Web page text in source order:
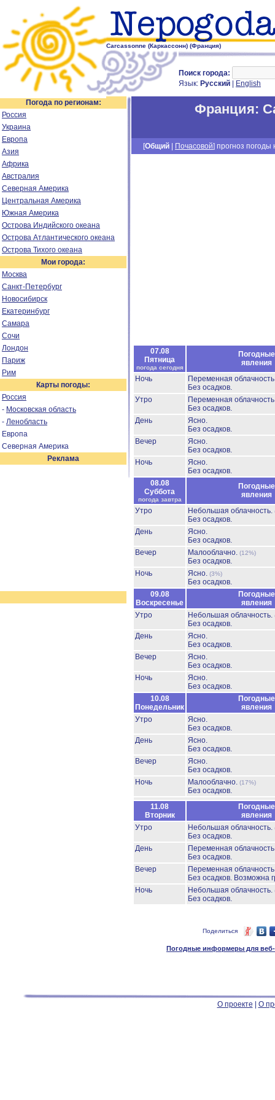
Carcassonne (Каркассонн) (Франция)
Поиск города:
Язык: Русский English
Погода по регионам:
Россия
Украина
Европа
Азия
Африка
Австралия
Северная Америка
Центральная Америка
Южная Америка
Острова Индийского океана
Острова Атлантического океана
Острова Тихого океана
Мои города:
Москва
Санкт-Петербург
Новосибирск
Екатеринбург
Самара
Сочи
Лондон
Париж
Рим
Карты погоды:
Россия
- Московская область
- Ленобласть
Европа
Северная Америка
Реклама
Франция:
[Общий Почасовой] прогноз погоды
07.08
Пятница
погода сегодня
Погодные
явления
Ночь
Переменная
Без осадков.
Утро
Переменная
Без осадков.
День
Ясно.
Без осадков.
Вечер
Ясно.
Без осадков.
Ночь
Ясно.
Без осадков.
08.08
Суббота
погода завтра
Погодные
явления
Утро
Небольшая облачность.
Без осадков.
День
Ясно.
Без осадков.
Вечер
Малооблачно. (12%)
Без осадков.
Ночь
Ясно. (3%)
Без осадков.
09.08
Воскресенье
Погодные
явления
Утро
Небольшая облачность.
Без осадков.
День
Ясно.
Без осадков.
Вечер
Ясно.
Без осадков.
Ночь
Ясно.
Без осадков.
10.08
Понедельник
Погодные
явления
Утро
Ясно.
Без осадков.
День
Ясно.
Без осадков.
Вечер
Ясно.
Без осадков.
Ночь
Малооблачно. (17%)
Без осадков.
11.08
Вторник
Погодные
явления
Утро
Небольшая облачность.
Без осадков.
День
Переменная
Без осадков.
Вечер
Переменная
Без осадков. Возможна
Ночь
Небольшая облачность.
Без осадков.
Поделиться
Погодные информеры для веб-
О проекте О